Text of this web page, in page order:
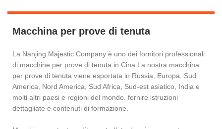
Macchina per prove di tenuta
La Nanjing Majestic Company è uno dei fornitori professionali
di macchine per prove di tenuta in Cina.La nostra macchina
per prove di tenuta viene esportata in Russia, Europa, Sud
America, Nord America, Sud Africa, Sud-est asiatico, India e
molti altri paesi e regioni del mondo. fornire istruzioni
dettagliate e contenuti di formazione.